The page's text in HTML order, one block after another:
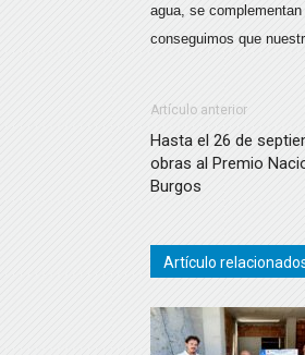
agua, se
conseguimos que
Artículo anterior
Hasta el 26 de
obras al Premio
Burgos
Artículo